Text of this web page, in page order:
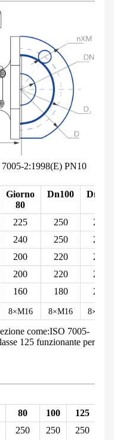
2:1998(E) PN10
Giorno
80
Dn100 Dn125
225 250
250
240 250
285
200 220
250
200 220
250
160 180
210
8×M16 8×M16 8×M16
come:ISO 7005-
125 funzionante per
80 100 125
250 250 250